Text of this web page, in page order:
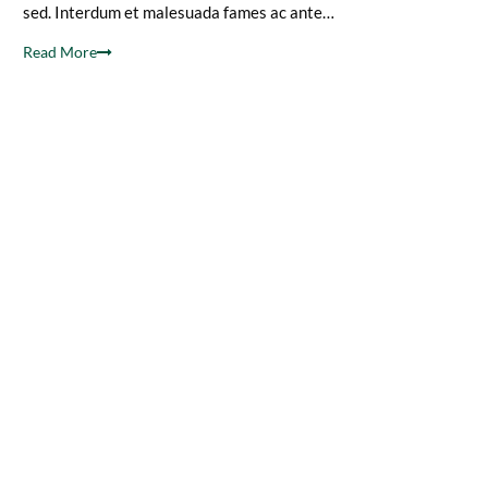
sed. Interdum et malesuada fames ac ante…
Read More